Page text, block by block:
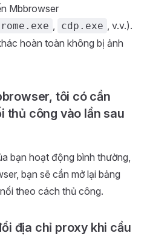
Mbbrowser
cdp.exe
, v.v.).
hoàn toàn không bị ảnh
tôi có cần
thủ công vào lần sau
bạn hoạt động bình thường,
bạn sẽ cần mở lại bảng
theo cách thủ công.
địa chỉ proxy khi cầu